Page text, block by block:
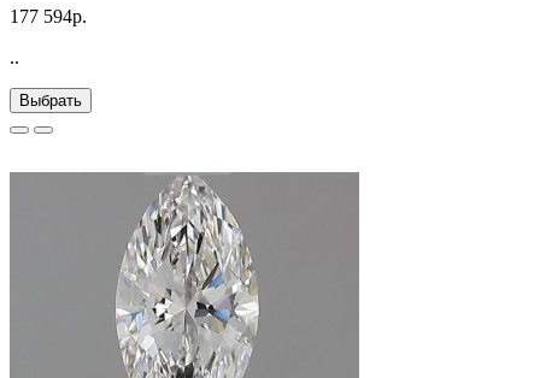
177 594р.
..
Выбрать